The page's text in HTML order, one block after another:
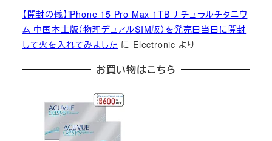
【開封の儀】iPhone 15 Pro Max 1TB ナチュラルチタニウ
ム 中国本土版（物理デュアルSIM版）を発売日当日に開封
して火を入れてみました に Electronic より
お買い物はこちら